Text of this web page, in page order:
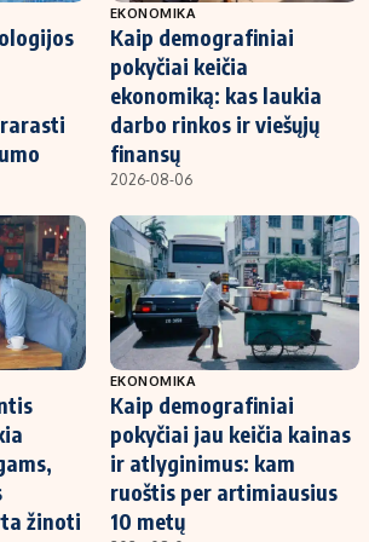
EKONOMIKA
Kaip demografiniai
pokyčiai keičia
ekonomiką: kas laukia
darbo rinkos ir viešųjų
finansų
2026-08-06
žinoti
EKONOMIKA
Kaip demografiniai
pokyčiai jau keičia kainas
ir atlyginimus: kam
ruoštis per artimiausius
10 metų